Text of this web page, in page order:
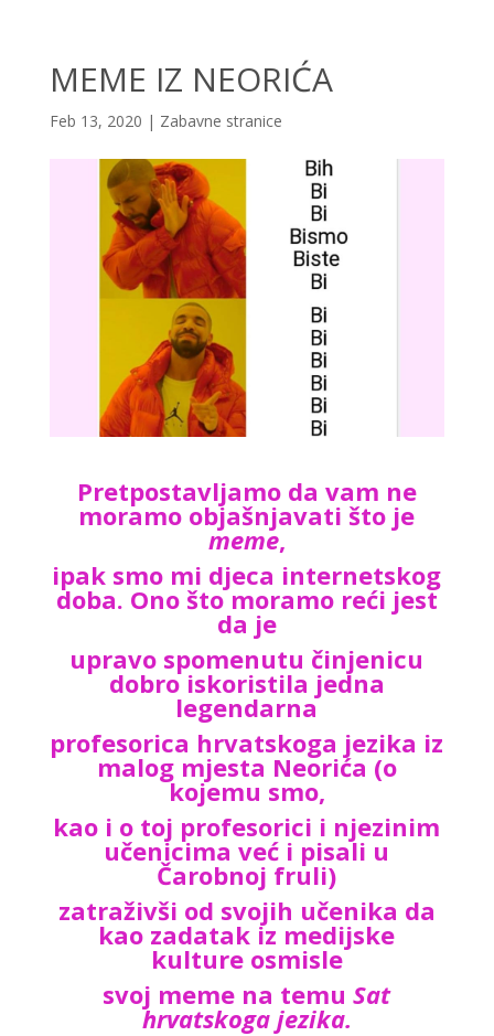
MEME IZ NEORIĆA
Feb 13, 2020 | Zabavne stranice
Pretpostavljamo da vam ne
moramo objašnjavati što je
meme,
ipak smo mi djeca internetskog
doba. Ono što moramo reći jest
da je
upravo spomenutu činjenicu
dobro iskoristila jedna
legendarna
profesorica hrvatskoga jezika iz
malog mjesta Neorića (o
kojemu smo,
kao i o toj profesorici i njezinim
učenicima već i pisali u
Čarobnoj fruli)
zatraživši od svojih učenika da
kao zadatak iz medijske
kulture osmisle
svoj meme na temuSat
hrvatskoga jezika.